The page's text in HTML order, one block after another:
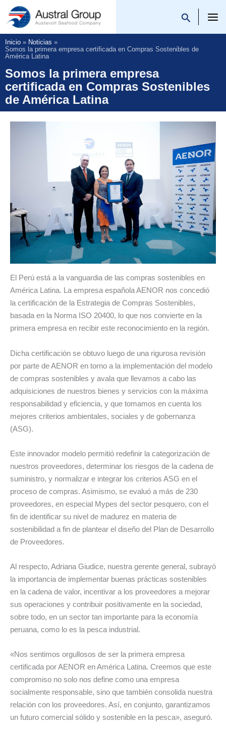
Saltar
contenido
Inicio
Noticias
Somos la primera empresa certificada en Compras Sostenibles de
América Latina
Somos la primera empresa
certificada en Compras Sostenibles
de América Latina
El Perú está a la vanguardia de las compras sostenibles en
América Latina. La empresa española AENOR nos concedió
la certificación de la Estrategia de Compras Sostenibles,
basada en la Norma ISO 20400, lo que nos convierte en la
primera empresa en recibir este reconocimiento en la región.
Dicha certificación se obtuvo luego de una rigurosa revisión
por parte de AENOR en torno a la implementación del modelo
de compras sostenibles y avala que llevamos a cabo las
adquisiciones de nuestros bienes y servicios con la máxima
responsabilidad y eficiencia, y que tomamos en cuenta los
mejores criterios ambientales, sociales y de gobernanza
(ASG).
Este innovador modelo permitió redefinir la categorización de
nuestros proveedores, determinar los riesgos de la cadena de
suministro, y normalizar e integrar los criterios ASG en el
proceso de compras. Asimismo, se evaluó a más de 230
proveedores, en especial Mypes del sector pesquero, con el
fin de identificar su nivel de madurez en materia de
sostenibilidad a fin de plantear el diseño del Plan de Desarrollo
de Proveedores.
Al respecto, Adriana Giudice, nuestra gerente general, subrayó
la importancia de implementar buenas prácticas sostenibles
en la cadena de valor, incentivar a los proveedores a mejorar
sus operaciones y contribuir positivamente en la sociedad,
sobre todo, en un sector tan importante para la economía
peruana, como lo es la pesca industrial.
«Nos sentimos orgullosos de ser la primera empresa
certificada por AENOR en América Latina. Creemos que este
compromiso no solo nos define como una empresa
socialmente responsable, sino que también consolida nuestra
relación con los proveedores. Así, en conjunto, garantizamos
un futuro comercial sólido y sostenible en la pesca», aseguró.